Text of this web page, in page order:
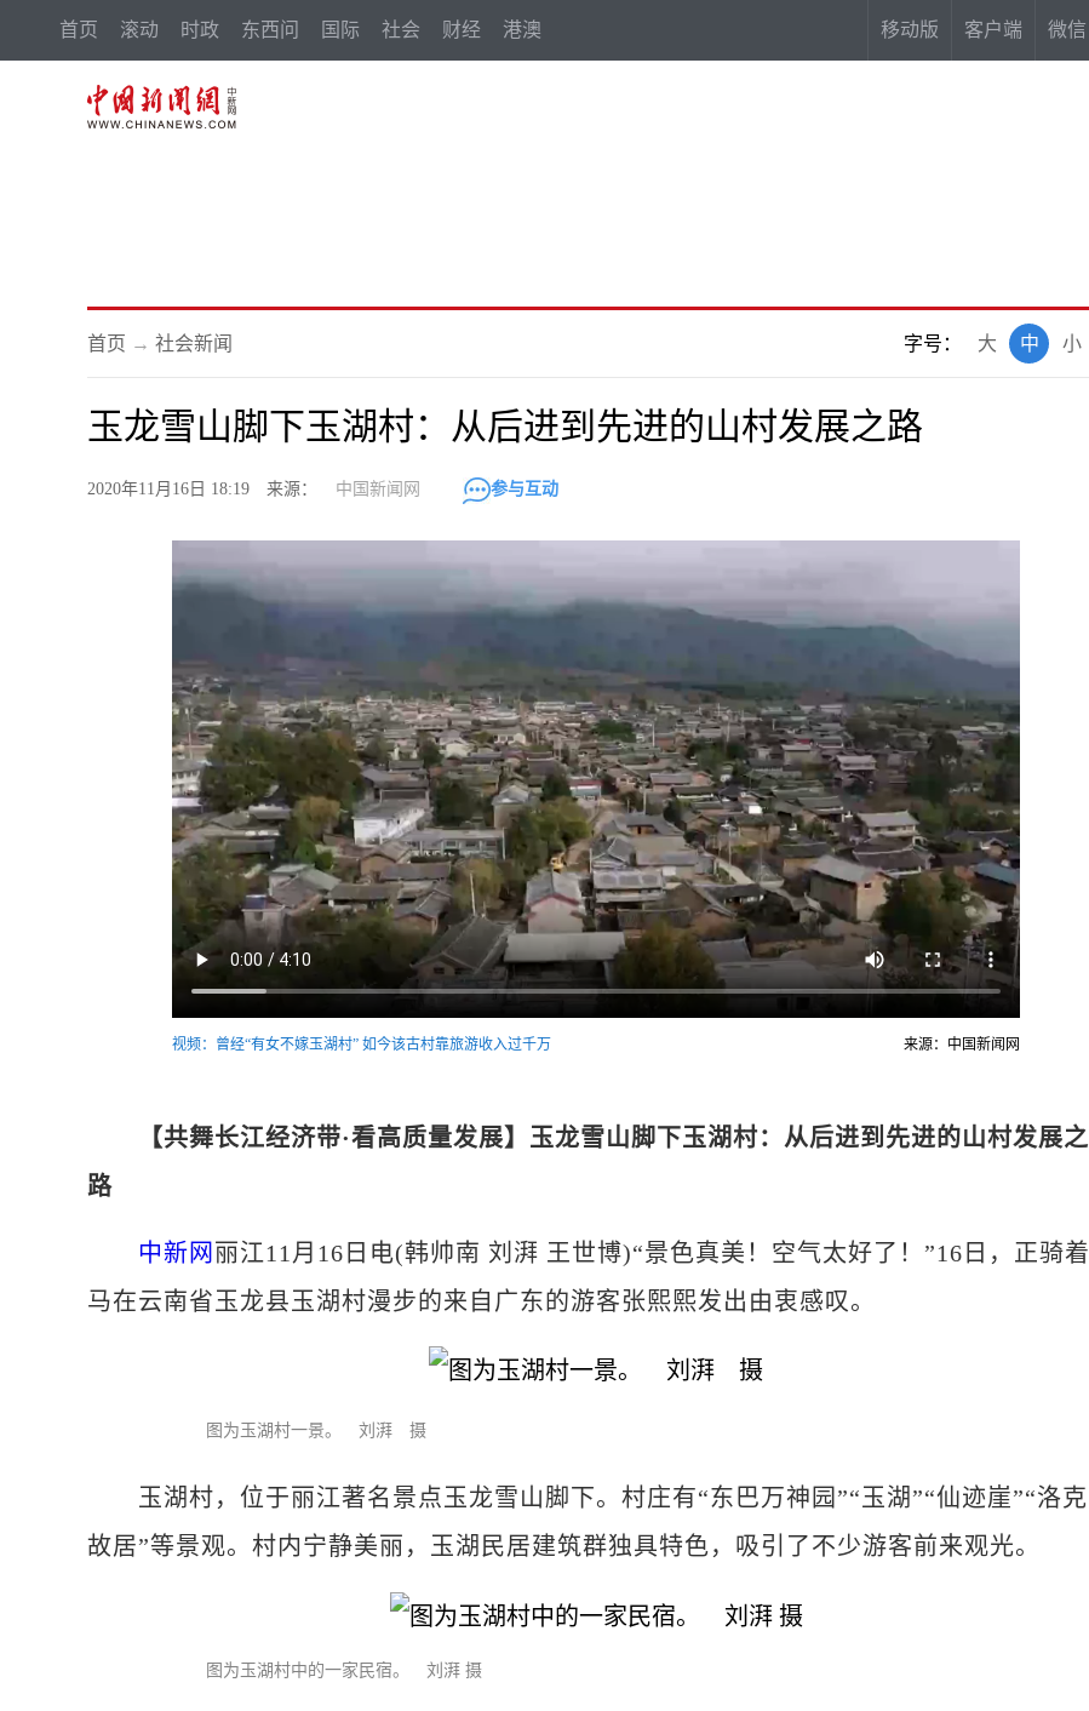
首页 滚动 时政 东西问 国际 社会 财经 港澳 移动版 客户端 微信
首页 → 社会新闻 字号： 小
中
大
玉龙雪山脚下玉湖村：从后进到先进的山村发展之路
2020年11月16日 18:19 来源： 中国新闻网 参与互动
视频：曾经“有女不嫁玉湖村” 如今该古村靠旅游收入过千万 来源：中国新闻网
【共舞长江经济带·看高质量发展】玉龙雪山脚下玉湖村：从后进到先进的山村发展之
路
中新网 丽江11月16日电(韩帅南 刘湃 王世博)“景色真美！空气太好了！”16日，正骑着
马在云南省玉龙县玉湖村漫步的来自广东的游客张熙熙发出由衷感叹。
图为玉湖村一景。 刘湃 摄
玉湖村，位于丽江著名景点玉龙雪山脚下。村庄有“东巴万神园”“玉湖”“仙迹崖”“洛克
故居”等景观。村内宁静美丽，玉湖民居建筑群独具特色，吸引了不少游客前来观光。
图为玉湖村中的一家民宿。 刘湃 摄